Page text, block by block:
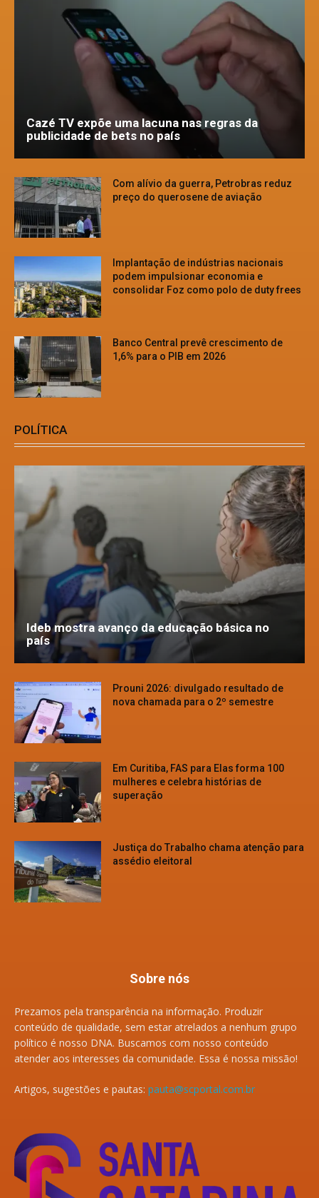
Cazé TV expõe uma lacuna nas regras da
publicidade de bets no país
Com alívio da guerra, Petrobras reduz
preço do querosene de aviação
Implantação de indústrias nacionais
podem impulsionar economia e
consolidar Foz como polo de duty frees
Banco Central prevê crescimento de
1,6% para o PIB em 2026
POLÍTICA
Ideb mostra avanço da educação básica no
país
Prouni 2026: divulgado resultado de
nova chamada para o 2º semestre
Em Curitiba, FAS para Elas forma 100
mulheres e celebra histórias de
superação
Justiça do Trabalho chama atenção para
assédio eleitoral
Sobre nós
Prezamos pela transparência na informação. Produzir
conteúdo de qualidade, sem estar atrelados a nenhum grupo
político é nosso DNA. Buscamos com nosso conteúdo
atender aos interesses da comunidade. Essa é nossa missão!
Artigos, sugestões e pautas: pauta@scportal.com.br